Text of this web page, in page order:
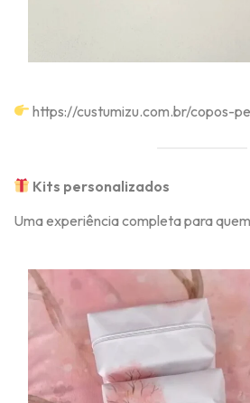
https://custumizu.com.br/copos-
Kits personalizados
Uma experiência completa para